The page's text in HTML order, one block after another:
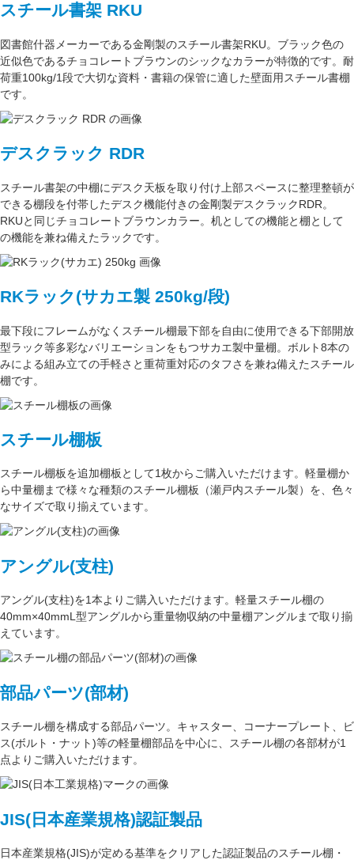
スチール書架 RKU
図書館什器メーカーである金剛製のスチール書架RKU。ブラック色の
近似色であるチョコレートブラウンのシックなカラーが特徴的です。耐
荷重100kg/1段で大切な資料・書籍の保管に適した壁面用スチール書棚
です。
デスクラック RDR
スチール書架の中棚にデスク天板を取り付け上部スペースに整理整頓が
できる棚段を付帯したデスク機能付きの金剛製デスクラックRDR。
RKUと同じチョコレートブラウンカラー。 机としての機能と棚として
の機能を兼ね備えたラックです。
RKラック(サカエ製 250kg/段)
最下段にフレームがなくスチール棚最下部を自由に使用できる下部開放
型ラック等多彩なバリエーションをもつサカエ製中量棚。ボルト8本の
みによる組み立ての手軽さと重荷重対応のタフさを兼ね備えたスチール
棚です。
スチール棚板
スチール棚板を追加棚板 として1枚からご購入いただけます。軽量棚か
ら中量棚まで様々な種類のスチール棚板（瀬戸内スチール製）を、色々
なサイズで取り揃えています。
アングル(支柱)
アングル(支柱)を1本よりご購入いただけます。軽量スチール棚の
40mm×40mmL型アングルから重量物収納の中量棚アングルまで取り揃
えています。
部品パーツ(部材)
スチール棚を構成する部品パーツ。 キャスター コーナープレート
ビ
ス(ボルト・ナット)等の軽量棚部品を中心に、スチール棚の各部材が1
点よりご購入いただけます。
JIS(日本産業規格)認証製品
日本産業規格(JIS)が定める基準をクリアした認証製品のスチール棚・